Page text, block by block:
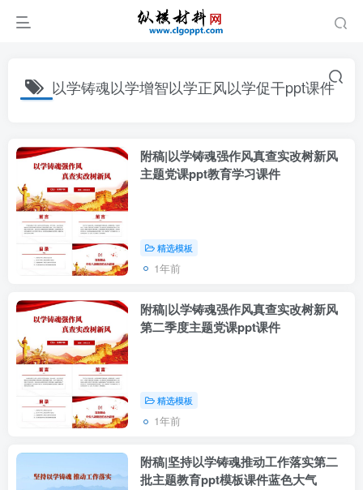
以学铸魂以学增智以学正风以学促干ppt课件
附稿|以学铸魂强作风真查实改树新风
主题党课ppt教育学习课件
精选模板
1年前
附稿|以学铸魂强作风真查实改树新风
第二季度主题党课ppt课件
精选模板
1年前
附稿|坚持以学铸魂推动工作落实第二
批主题教育ppt模板课件蓝色大气